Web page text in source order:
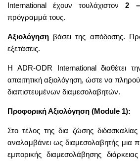
International έχουν τουλάχιστον2
πρόγραμμά τους.
Αξιολόγηση βάσει της απόδοσης.
εξετάσεις.
Η ADR-ODR International διαθέτει
απαιτητική αξιολόγηση, ώστε να
διαπιστευμένων διαμεσολαβητών.
Προφορική Αξιολόγηση (Module 1):
Στο τέλος της δια ζώσης
αναλαμβάνει ως διαμεσολαβητής μια
εμπορικής διαμεσολάβησης